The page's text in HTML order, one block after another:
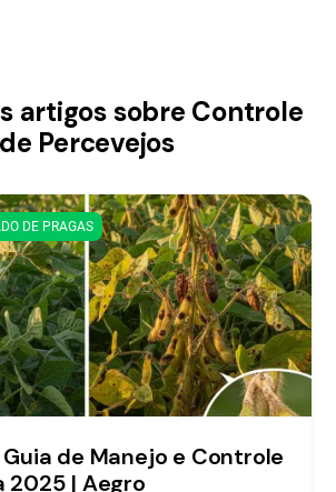
artigos sobre Controle
de Percevejos
DE PRAGAS
de Manejo e Controle
2025 | Aegro